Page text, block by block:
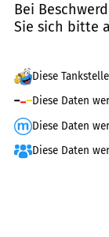
Bei
Sie sich bitte
Diese
Diese Daten
Diese Daten
Diese Daten